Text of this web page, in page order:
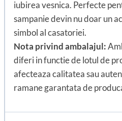
iubirea vesnica. Perfecte
sampanie devin nu doar un
simbol al casatoriei.
Nota privind ambalajul:
diferi in functie de lotul de
afecteaza calitatea sau
ramane garantata de